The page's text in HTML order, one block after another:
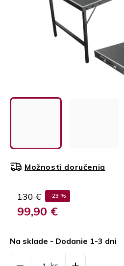
130 € –23 %
99,90 €
cena:
Na sklade - Dodanie 1-3 dni
Možnosti doručenia